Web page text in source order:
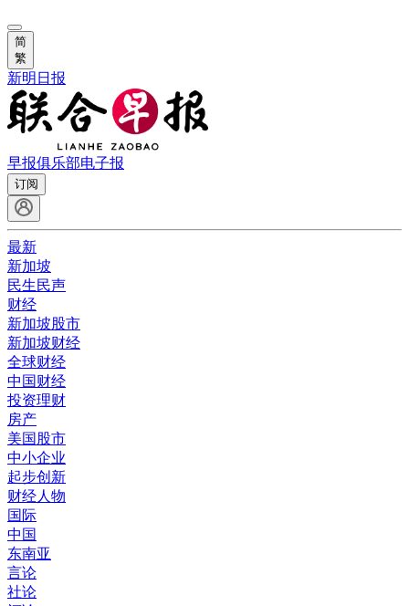
简
繁
新明日报
早报俱乐部电子报
订阅
最新
新加坡
民生民声
财经
新加坡股市
新加坡财经
全球财经
中国财经
投资理财
房产
美国股市
中小企业
起步创新
财经人物
国际
中国
东南亚
言论
社论